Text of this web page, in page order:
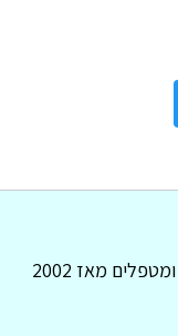
מאז 2002